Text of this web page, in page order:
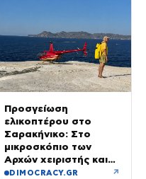
Προσγείωση
ελικοπτέρου στο
Σαρακήνικο: Στο
μικροσκόπιο των
Αρχών χειριστής και
ιδιοκτήτης
DIMOCRACY.GR ↗